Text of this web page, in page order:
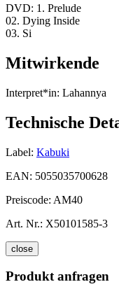
DVD: 1. Prelude
02. Dying Inside
03. Si
Mitwirkende
Interpret*in: Lahannya
Technische
Label: Kabuki
EAN: 5055035700628
Preiscode: AM40
Art. Nr.: X50101585-3
close
Produkt anfragen